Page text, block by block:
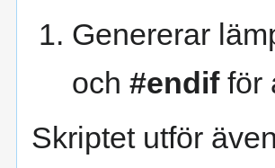
Genererar
och #endifför
Skriptet utför